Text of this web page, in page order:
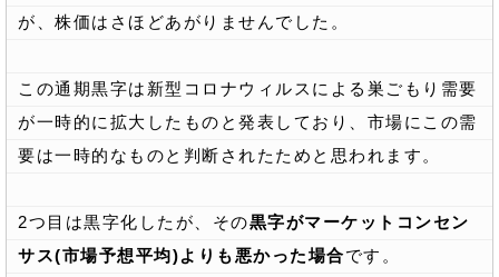
が、株価はさほどあがりませんでした。
この通期黒字は新型コロナウィルスによる巣ごもり需要
が一時的に拡大したものと発表しており、市場にこの需
要は一時的なものと判断されたためと思われます。
2つ目は黒字化したが、その黒字がマーケットコンセン
サス(市場予想平均)よりも悪かった場合です。